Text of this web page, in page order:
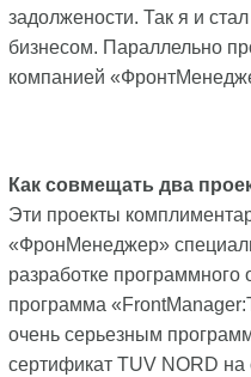
задолжености. Так я и
бизнесом. Параллельно
компанией
Как совмещать два
Эти проекты
«ФронМенеджер»
разработке программного
программа
очень серьезным
сертификат TUV NORD на